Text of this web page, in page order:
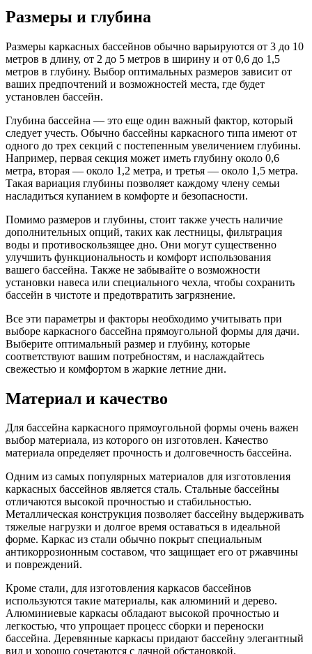
Размеры и глубина
Размеры каркасных бассейнов обычно варьируются от 3 до 10
метров в длину, от 2 до 5 метров в ширину и от 0,6 до 1,5
метров в глубину. Выбор оптимальных размеров зависит от
ваших предпочтений и возможностей места, где будет
установлен бассейн.
Глубина бассейна — это еще один важный фактор, который
следует учесть. Обычно бассейны каркасного типа имеют от
одного до трех секций с постепенным увеличением глубины.
Например, первая секция может иметь глубину около 0,6
метра, вторая — около 1,2 метра, и третья — около 1,5 метра.
Такая вариация глубины позволяет каждому члену семьи
насладиться купанием в комфорте и безопасности.
Помимо размеров и глубины, стоит также учесть наличие
дополнительных опций, таких как лестницы, фильтрация
воды и противоскользящее дно. Они могут существенно
улучшить функциональность и комфорт использования
вашего бассейна. Также не забывайте о возможности
установки навеса или специального чехла, чтобы сохранить
бассейн в чистоте и предотвратить загрязнение.
Все эти параметры и факторы необходимо учитывать при
выборе каркасного бассейна прямоугольной формы для дачи.
Выберите оптимальный размер и глубину, которые
соответствуют вашим потребностям, и наслаждайтесь
свежестью и комфортом в жаркие летние дни.
Материал и качество
Для бассейна каркасного прямоугольной формы очень важен
выбор материала, из которого он изготовлен. Качество
материала определяет прочность и долговечность бассейна.
Одним из самых популярных материалов для изготовления
каркасных бассейнов является сталь. Стальные бассейны
отличаются высокой прочностью и стабильностью.
Металлическая конструкция позволяет бассейну выдерживать
тяжелые нагрузки и долгое время оставаться в идеальной
форме. Каркас из стали обычно покрыт специальным
антикоррозионным составом, что защищает его от ржавчины
и повреждений.
Кроме стали, для изготовления каркасов бассейнов
используются такие материалы, как алюминий и дерево.
Алюминиевые каркасы обладают высокой прочностью и
легкостью, что упрощает процесс сборки и переноски
бассейна. Деревянные каркасы придают бассейну элегантный
вид и хорошо сочетаются с дачной обстановкой.